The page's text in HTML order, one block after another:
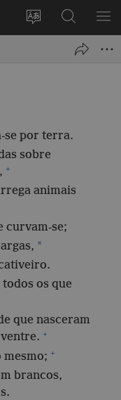
Alterar
Entrar
(abre
Pesquisar
no
Site
se por terra.
sobre
+
animais
curvam-se;
*
todos os que
que nasceram
+
mesmo; +
brancos,